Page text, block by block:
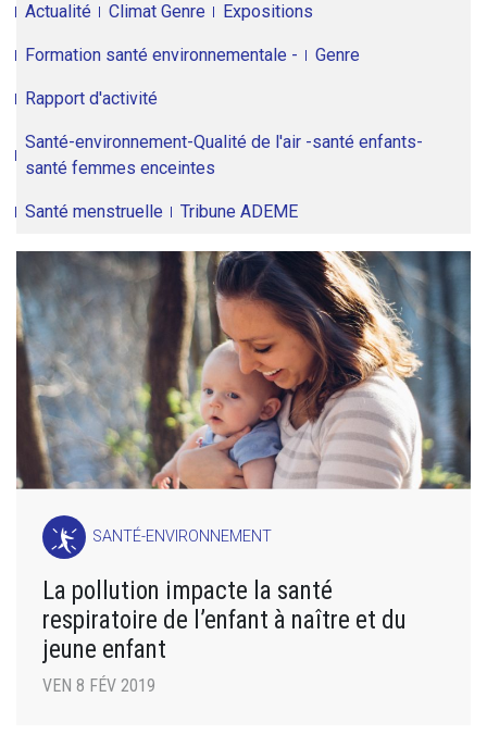
Actualité Climat Genre Expositions
Formation santé environnementale - Genre
Rapport d'activité
Santé-environnement-Qualité de l'air -santé enfants-
santé femmes enceintes
Santé menstruelle Tribune ADEME
SANTÉ-ENVIRONNEMENT
La pollution impacte la santé
respiratoire de l’enfant à naître et du
jeune enfant
VEN 8 FÉV 2019